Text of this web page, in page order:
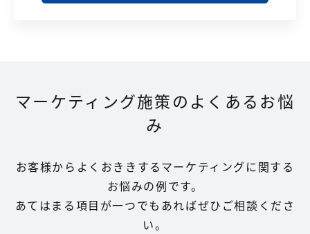
マーケティング施策のよくあるお悩
み
お客様からよくおききするマーケティングに関する
お悩みの例です。
あてはまる項目が一つでもあればぜひご相談くださ
い。